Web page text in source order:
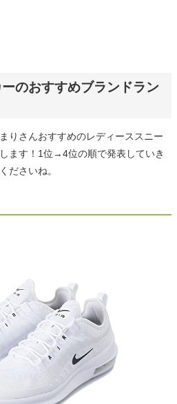
のおすすめブランドラン
りさんおすすめのレディーススニー
ます！1位→4位の順で発表していき
ださいね。